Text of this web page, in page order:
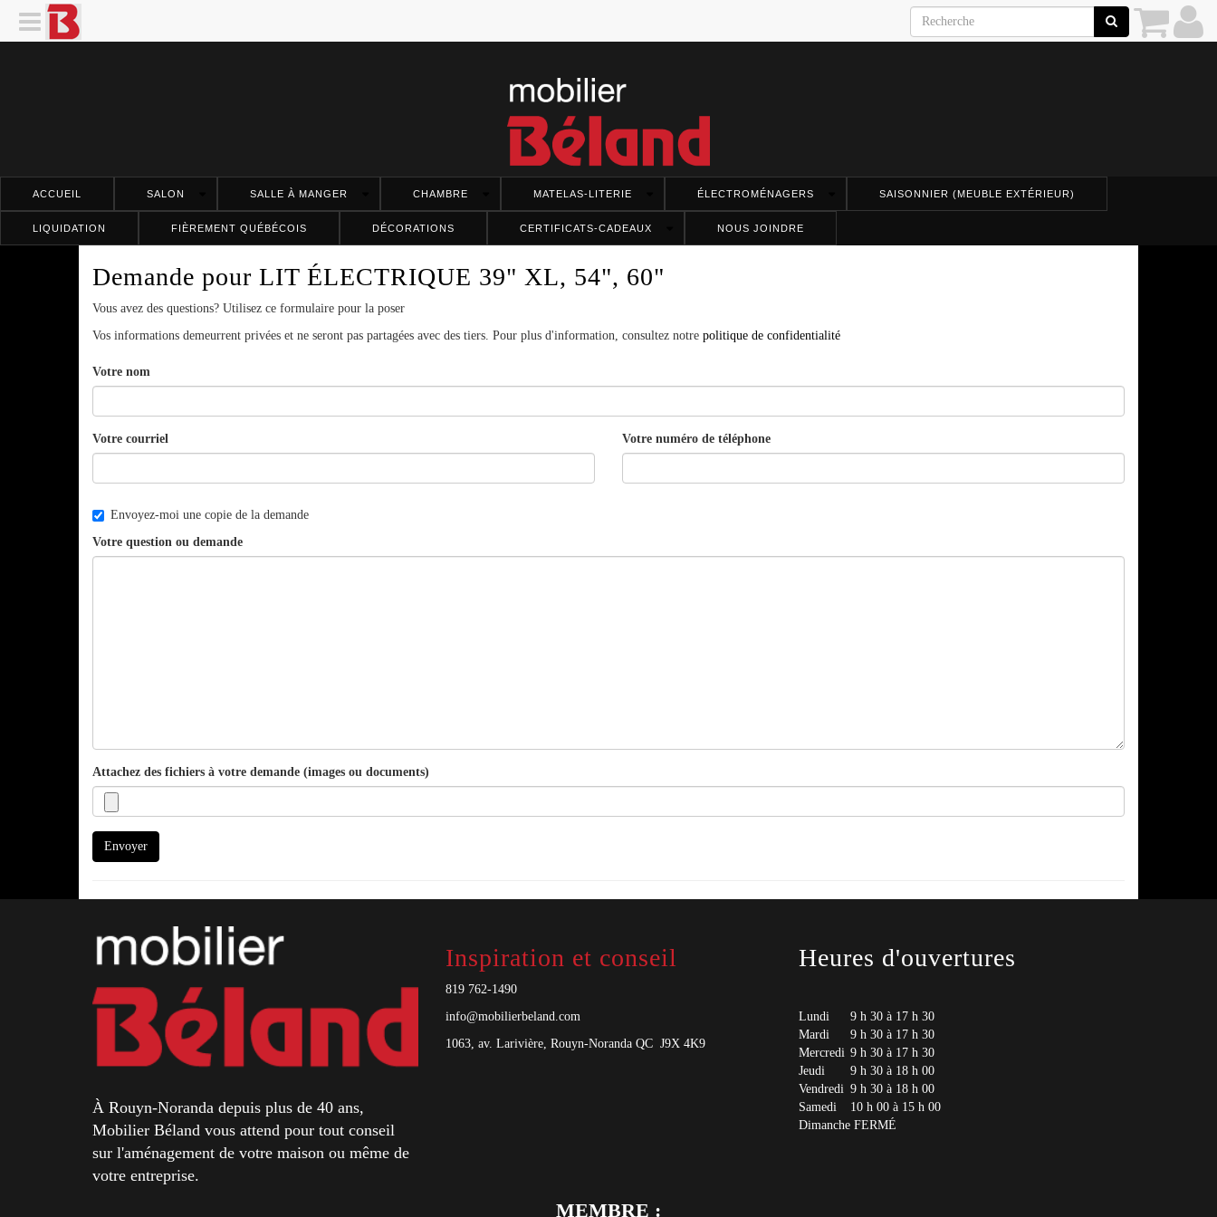
ACCUEIL SALON SALLE À MANGER CHAMBRE MATELAS-LITERIE ÉLECTROMÉNAGERS SAISONNIER (MEUBLE EXTÉRIEUR)
LIQUIDATION FIÈREMENT QUÉBÉCOIS DÉCORATIONS CERTIFICATS-CADEAUX NOUS JOINDRE
Demande pour LIT ÉLECTRIQUE 39" XL, 54", 60"
Vous avez des questions? Utilisez ce formulaire pour la poser
Vos informations demeurrent privées et ne seront pas partagées avec des tiers. Pour plus d'information, consultez notre politique de confidentialité
Votre nom
Votre courriel Votre numéro de téléphone
Envoyez-moi une copie de la demande
Votre question ou demande
Attachez des fichiers à votre demande (images ou documents)
Envoyer
À Rouyn-Noranda depuis plus de 40 ans,
Mobilier Béland vous attend pour tout conseil
sur l'aménagement de votre maison ou même de
votre entreprise.
Inspiration et conseil
819 762-1490
info@mobilierbeland.com
1063, av. Larivière, Rouyn-Noranda QC J9X 4K9
Heures d'ouvertures
Lundi
9 h 30 à 17 h 30
Mardi
9 h 30 à 17 h 30
Mercredi 9 h 30 à 17 h 30
Jeudi
9 h 30 à 18 h 00
Vendredi 9 h 30 à 18 h 00
Samedi
10 h 00 à 15 h 00
Dimanche FERMÉ
MEMBRE :